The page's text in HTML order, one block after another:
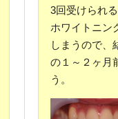
3回受けられ
ホワイトニン
しまうので、
の１～２ヶ月
う。